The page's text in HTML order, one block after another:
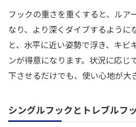
フックの重さを重くすると、ルア
なり、より深くダイブするように
と、水平に近い姿勢で浮き、キビ
ンが得意になります。状況に応じ
下させるだけでも、使い心地が大
シングルフックとトレブルフ